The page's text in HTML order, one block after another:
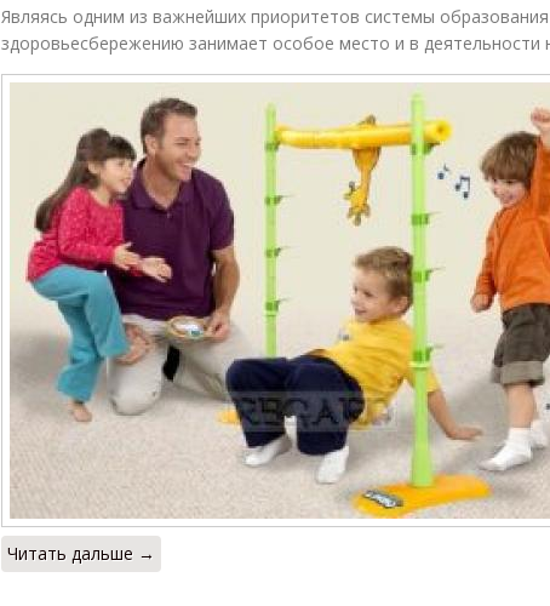
Являясь одним из важнейших приоритетов системы
здоровьесбережению занимает особое место и в деятельности
Читать дальше →